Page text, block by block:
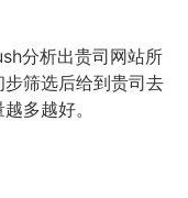
分析出贵司网站所
筛选后给到贵司去
多越好。